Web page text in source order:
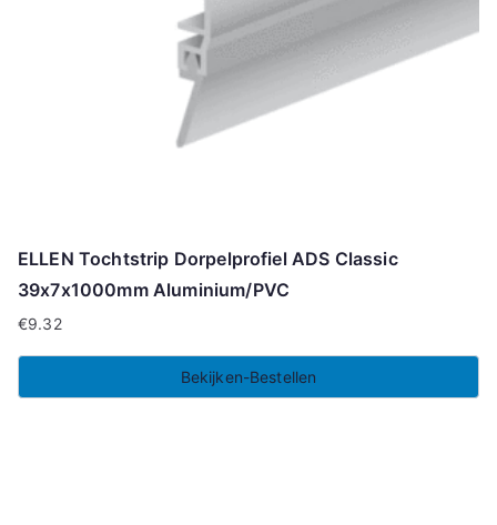
ELLEN Tochtstrip Dorpelprofiel ADS Classic
39x7x1000mm Aluminium/PVC
€9.32
Bekijken-Bestellen